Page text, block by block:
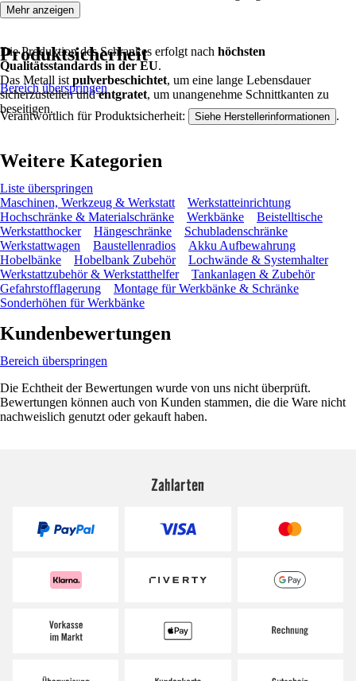
Die Produktion des Schrankes erfolgt nach höchsten
Qualitätsstandards in der EU.
Das Metall ist pulverbeschichtet, um eine lange Lebensdauer
sicherzustellen undentgratet, um unangenehme Schnittkanten zu
beseitigen.
Mehr anzeigen
Produktsicherheit
Bereich überspringen
Verantwortlich für Produktsicherheit: Siehe Herstellerinformationen .
Weitere Kategorien
Liste überspringen
Maschinen, Werkzeug & Werkstatt
Werkstatteinrichtung
Hochschränke & Materialschränke
Werkbänke
Beistelltische
Werkstatthocker
Hängeschränke
Schubladenschränke
Werkstattwagen
Baustellenradios
Akku Aufbewahrung
Hobelbänke
Hobelbank Zubehör
Lochwände & Systemhalter
Werkstattzubehör & Werkstatthelfer
Tankanlagen & Zubehör
Gefahrstofflagerung
Montage für Werkbänke & Schränke
Sonderhöhen für Werkbänke
Kundenbewertungen
Bereich überspringen
Die Echtheit der Bewertungen wurde von uns nicht überprüft.
Bewertungen können auch von Kunden stammen, die die Ware nicht
nachweislich genutzt oder gekauft haben.
Zahlarten